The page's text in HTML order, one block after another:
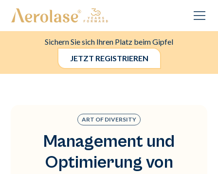
Sichern Sie sich Ihren Platz beim Gipfel
JETZT REGISTRIEREN
ART OF DIVERSITY
Management und
Optimierung von